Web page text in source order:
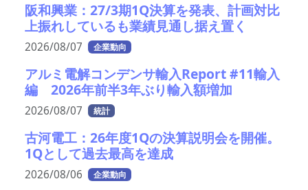
阪和興業：27/3期1Q決算を発表、計画対比
上振れしているも業績見通し据え置く
2026/08/07 企業動向
アルミ電解コンデンサ輸入Report #11輸入
編 2026年前半3年ぶり輸入額増加
2026/08/07 統計
古河電工：26年度1Qの決算説明会を開催。
1Qとして過去最高を達成
2026/08/06 企業動向